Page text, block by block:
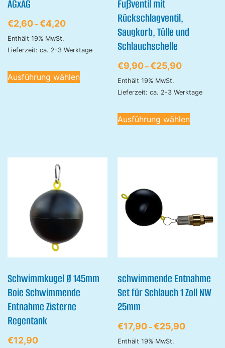
AGxAG
€2,60–€4,20
Enthält 19% MwSt.
Lieferzeit: ca. 2-3 Werktage
Ausführung wählen
Fußventil mit
Rückschlagventil,
Saugkorb, Tülle und
Schlauchschelle
€9,90–€25,90
Enthält 19% MwSt.
Lieferzeit: ca. 2-3 Werktage
Ausführung wählen
Schwimmkugel Ø 145mm
Boie Schwimmende
Entnahme Zisterne
Regentank
€12,90
schwimmende Entnahme
Set für Schlauch 1 Zoll NW
25mm
€17,90–€25,90
Enthält 19% MwSt.